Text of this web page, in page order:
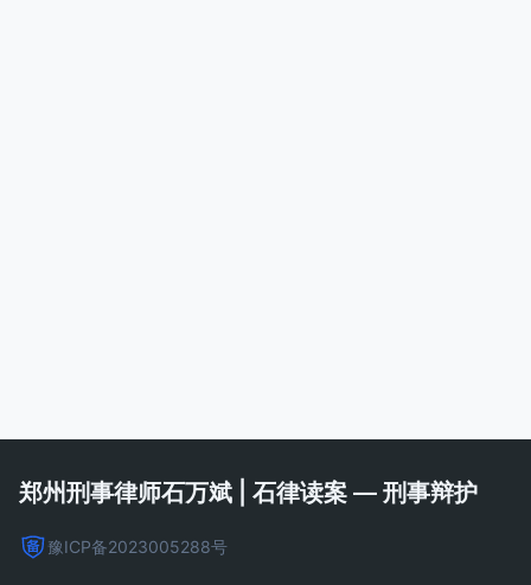
郑州刑事律师石万斌 | 石律读案 — 刑事辩护
豫ICP备2023005288号